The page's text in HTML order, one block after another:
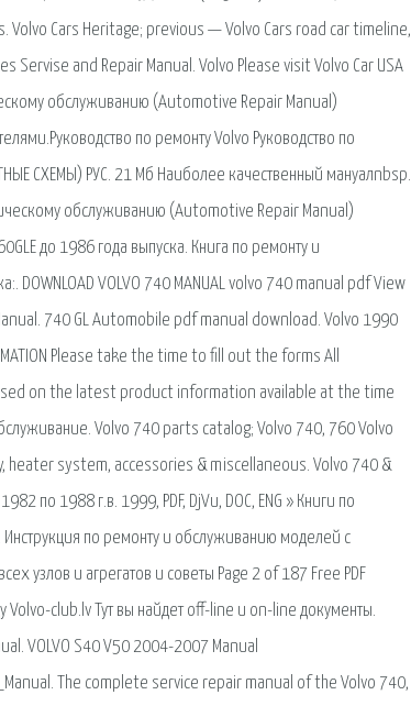
Cars Heritage; previous — Volvo Cars road car timeline,
Servise and Repair Manual. Volvo Please visit Volvo Car USA
обслуживанию (Automotive Repair Manual)
по ремонту Volvo Руководство по
СХЕМЫ) РУС. 21 Мб Наиболее качественный мануалnbsp.
обслуживанию (Automotive Repair Manual)
до 1986 года выпуска. Книга по ремонту и
DOWNLOAD VOLVO 740 MANUAL volvo 740 manual pdf View
740 GL Automobile pdf manual download. Volvo 1990
Please take the time to fill out the forms All
on the latest product information available at the time
Volvo 740 parts catalog; Volvo 740, 760 Volvo
system, accessories & miscellaneous. Volvo 740 &
по 1988 г.в. 1999, PDF, DjVu, DOC, ENG » Книги по
Инструкция по ремонту и обслуживанию моделей c
узлов и агрегатов и советы Page 2 of 187 Free PDF
Volvo-club.lv Тут вы найдет off-line и on-line документы.
VOLVO S40 V50 2004-2007 Manual
The complete service repair manual of the Volvo 740,